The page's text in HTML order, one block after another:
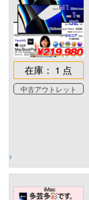
在庫： 1 点
中古アウトレット